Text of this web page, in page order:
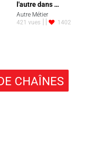
l'autre dans …
Autre Métier
421 vues
1402
CHAÎNES